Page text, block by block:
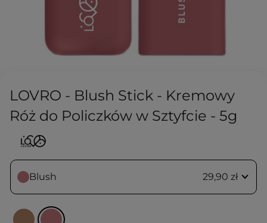
LOVRO - Blush Stick - Kremowy
Róż do Policzków w Sztyfcie - 5g
Blush 29,90 zł